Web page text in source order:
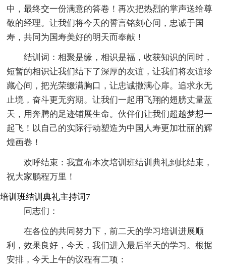
中，最终交一份满意的答卷！再次把热烈的掌声送给尊
敬的经理。让我们将今天的誓言铭刻心间，忠诚于国
寿，共同为国寿美好的明天而奉献！
结训词：相聚是缘，相识是福，收获知识的同时，
短暂的相识让我们结下了深厚的友谊，让我们将友谊珍
藏心间，把光荣缀满胸口，让忠诚撒满心扉。追求永无
止境，奋斗更无穷期。让我们一起用飞翔的翅膀丈量蓝
天，用奔腾的足迹铺展生命。伙伴们让我们超越梦想一
起飞！以自己的实际行动塑造为中国人寿更加壮丽的辉
煌画卷！
欢呼结束：我宣布本次培训班结训典礼到此结束，
祝大家鹏程万里！
培训班结训典礼主持词7
同志们：
在各位的共同努力下，前二天的学习培训进展顺
利，效果良好，今天，我们进入最后半天的学习。根据
安排，今天上午的议程有二项：